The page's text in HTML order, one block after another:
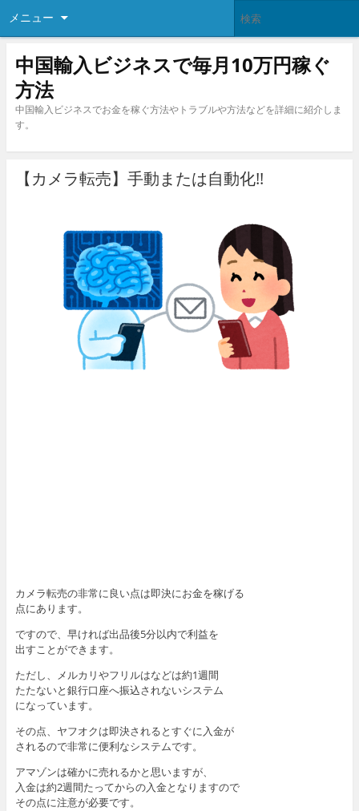
メニュー
中国輸入ビジネスで毎月10万円稼ぐ
方法
中国輸入ビジネスでお金を稼ぐ方法やトラブルや方法などを詳細に紹介しま
す。
【カメラ転売】手動または自動化!!
カメラ転売の非常に良い点は即決にお金を稼げる
点にあります。
ですので、早ければ出品後5分以内で利益を
出すことができます。
ただし、メルカリやフリルはなどは約1週間
たたないと銀行口座へ振込されないシステム
になっています。
その点、ヤフオクは即決されるとすぐに入金が
されるので非常に便利なシステムです。
アマゾンは確かに売れるかと思いますが、
入金は約2週間たってからの入金となりますので
その点に注意が必要です。